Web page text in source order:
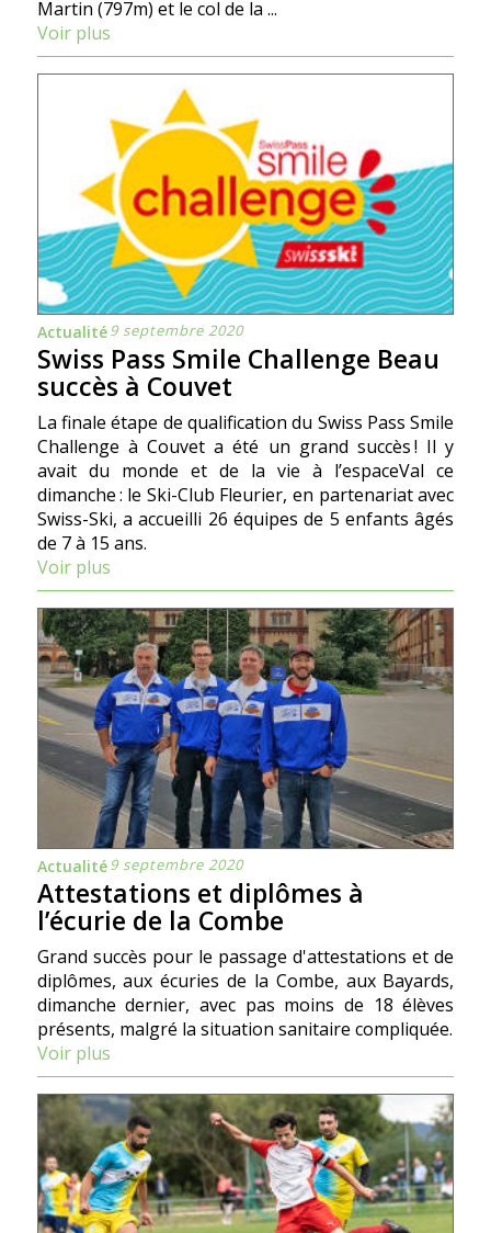
Martin (797m) et le col de la ...
Voir plus
Actualité9 septembre 2020
Swiss Pass Smile Challenge Beau
succès à Couvet
La finale étape de qualification du Swiss Pass Smile
Challenge à Couvet a été un grand succès ! Il y
avait du monde et de la vie à l’espaceVal ce
dimanche : le Ski-Club Fleurier, en partenariat avec
Swiss-Ski, a accueilli 26 équipes de 5 enfants âgés
de 7 à 15 ans.
Voir plus
Actualité9 septembre 2020
Attestations et diplômes à
l’écurie de la Combe
Grand succès pour le passage d'attestations et de
diplômes, aux écuries de la Combe, aux Bayards,
dimanche dernier, avec pas moins de 18 élèves
présents, malgré la situation sanitaire compliquée.
Voir plus